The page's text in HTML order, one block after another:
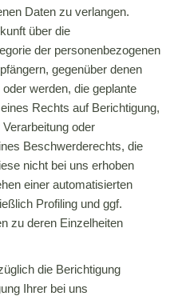
Daten zu verlangen.
über die
der personenbezogenen
gegenüber denen
werden, die geplante
Rechts auf Berichtigung,
oder
Beschwerderechts, die
nicht bei uns erhoben
einer automatisierten
Profiling und ggf.
zu deren Einzelheiten
die Berichtigung
Ihrer bei uns